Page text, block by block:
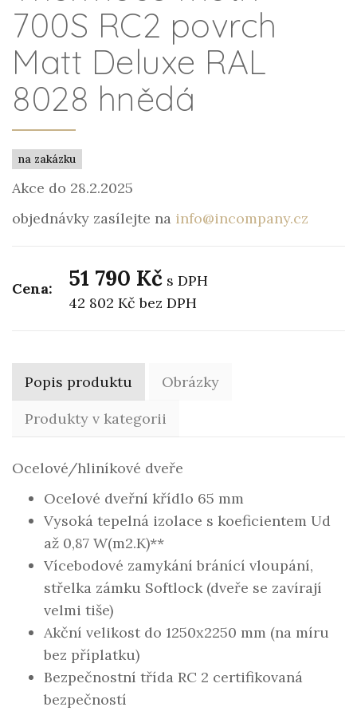
700S RC2 povrch
Matt Deluxe RAL
8028 hnědá
na zakázku
Akce do 28.2.2025
objednávky zasílejte na info@incompany.cz
Cena: 51 790 Kč s DPH
42 802 Kčbez DPH
Popis produktu
Obrázky
Produkty v kategorii
Ocelové/hliníkové dveře
Ocelové dveřní křídlo 65 mm
Vysoká tepelná izolace s koeficientem Ud
až 0,87 W(m2.K)**
Vícebodové zamykání bránící vloupání,
střelka zámku Softlock (dveře se zavírají
velmi tiše)
Akční velikost do 1250x2250 mm (na míru
bez příplatku)
Bezpečnostní třída RC 2 certifikovaná
bezpečností